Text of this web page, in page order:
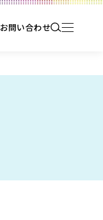
お問い合わせ